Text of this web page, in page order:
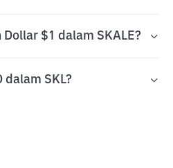
$1 dalam SKALE?
dalam SKL?